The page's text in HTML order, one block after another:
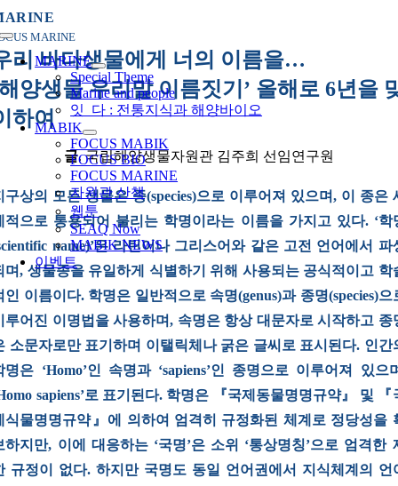
콘
텐
츠
로
건
너
뛰
Toggle
NavigationMARINE
Special Theme
Marine and people
잇_다 : 전통지식과 해양바이오
MABIK
FOCUS MABIK
FOCUS BIO
FOCUS MARINE
자원관 산책
웹툰
SEAQ Now
MABIK NEWS
이벤트
MARINE
리 바다생물에게 너의 이름을…
양생물 우리말 이름짓기’ 올해로 6년을
하여
글. 국립해양생물자원관 김주희 선임연구원
구상의 모든 생물은 종(species)으로 이루어져 있으며, 이 종은
적으로 통용되어 불리는 학명이라는 이름을 가지고 있다. ‘학
name)’은 라틴어나 그리스어와 같은 고전 언어에서 파
며, 생물종을 유일하게 식별하기 위해 사용되는 공식적이고 학
인 이름이다. 학명은 일반적으로 속명(genus)과 종명(species)으
루어진 이명법을 사용하며, 속명은 항상 대문자로 시작하고 종
소문자로만 표기하며 이탤릭체나 굵은 글씨로 표시된다. 인간
명은 ‘Homo’인 속명과 ‘sapiens’인 종명으로 이루어져 있으
sapiens’로 표기된다. 학명은 『국제동물명명규약』 및 『
식물명명규약』에 의하여 엄격히 규정화된 체계로 정당성을
하지만, 이에 대응하는 ‘국명’은 소위 ‘통상명칭’으로 엄격한
규정이 없다. 하지만 국명도 동일 언어권에서 지식체계의 언